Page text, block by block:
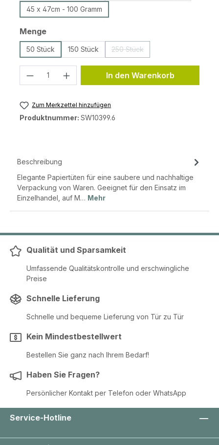
45 x 47cm - 100 Gramm
Mengeauswählen
50 Stück 150 Stück 250 Stück
Produkt Anzahl: Gib den
In den Warenkorb
Zum Merkzettel hinzufügen
Produktnummer: SW10399.6
Beschreibung
Elegante Papiertüten für eine saubere und nachhaltige
Verpackung von Waren. Geeignet für den Einsatz im
Einzelhandel, auf M… Mehr
Qualität und Sparsamkeit
Umfassende Qualitätskontrolle und erschwingliche
Preise
Schnelle Lieferung
Schnelle und bequeme Lieferung von Tür zu Tür
Kein Mindestbestellwert
Bestellen Sie ganz nach Ihrem Bedarf!
Haben Sie Fragen?
Persönlicher Kontakt per Telefon oder WhatsApp
Service-Hotline